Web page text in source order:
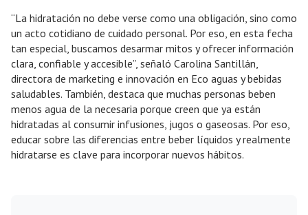
“La hidratación no debe verse como una obligación, sino como
un acto cotidiano de cuidado personal. Por eso, en esta fecha
tan especial, buscamos desarmar mitos y ofrecer información
clara, confiable y accesible”, señaló Carolina Santillán,
directora de marketing e innovación en Eco aguas y bebidas
saludables. También, destaca que muchas personas beben
menos agua de la necesaria porque creen que ya están
hidratadas al consumir infusiones, jugos o gaseosas. Por eso,
educar sobre las diferencias entre beber líquidos y realmente
hidratarse es clave para incorporar nuevos hábitos.